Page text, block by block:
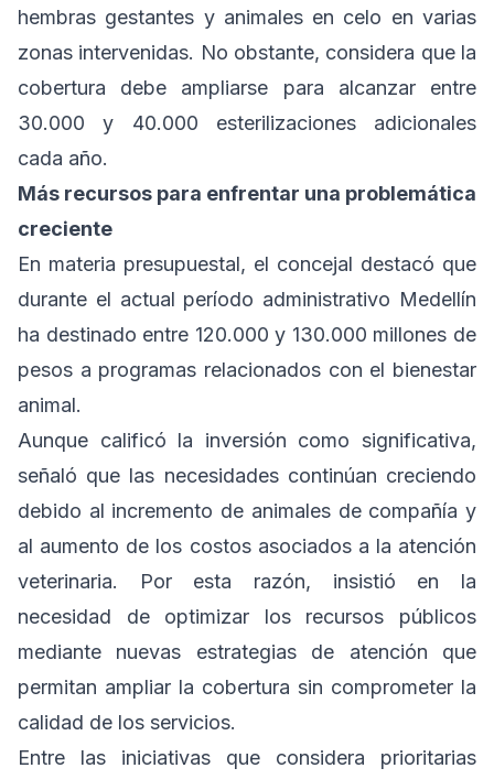
hembras gestantes y animales en celo en varias
zonas intervenidas. No obstante, considera que la
cobertura debe ampliarse para alcanzar entre
30.000 y 40.000 esterilizaciones adicionales
cada año.
Más recursos para enfrentar una problemática
creciente
En materia presupuestal, el concejal destacó que
durante el actual período administrativo Medellín
ha destinado entre 120.000 y 130.000 millones de
pesos a programas relacionados con el bienestar
animal.
Aunque calificó la inversión como significativa,
señaló que las necesidades continúan creciendo
debido al incremento de animales de compañía y
al aumento de los costos asociados a la atención
veterinaria. Por esta razón, insistió en la
necesidad de optimizar los recursos públicos
mediante nuevas estrategias de atención que
permitan ampliar la cobertura sin comprometer la
calidad de los servicios.
Entre las iniciativas que considera prioritarias